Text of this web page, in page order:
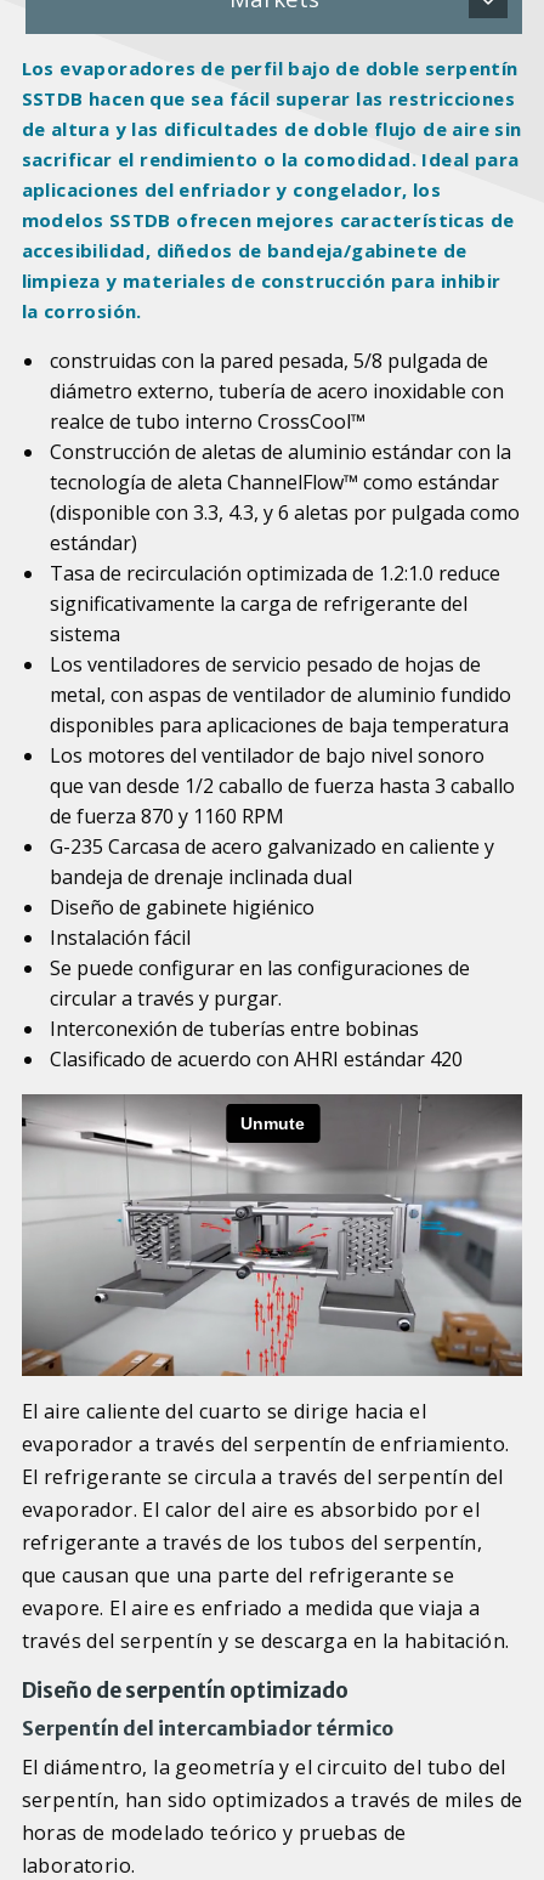
Los evaporadores de perfil bajo de doble serpentín
SSTDB hacen que sea fácil superar las restricciones
de altura y las dificultades de doble flujo de aire sin
sacrificar el rendimiento o la comodidad. Ideal para
aplicaciones del enfriador y congelador, los
modelos SSTDB ofrecen mejores características de
accesibilidad, diñedos de bandeja/gabinete de
limpieza y materiales de construcción para inhibir
la corrosión.
construidas con la pared pesada, 5/8 pulgada de
diámetro externo, tubería de acero inoxidable con
realce de tubo interno CrossCool™
Construcción de aletas de aluminio estándar con la
tecnología de aleta ChannelFlow™ como estándar
(disponible con 3.3, 4.3, y 6 aletas por pulgada como
estándar)
Tasa de recirculación optimizada de 1.2:1.0 reduce
significativamente la carga de refrigerante del
sistema
Los ventiladores de servicio pesado de hojas de
metal, con aspas de ventilador de aluminio fundido
disponibles para aplicaciones de baja temperatura
Los motores del ventilador de bajo nivel sonoro
que van desde 1/2 caballo de fuerza hasta 3 caballo
de fuerza 870 y 1160 RPM
G-235 Carcasa de acero galvanizado en caliente y
bandeja de drenaje inclinada dual
Diseño de gabinete higiénico
Instalación fácil
Se puede configurar en las configuraciones de
circular a través y purgar.
Interconexión de tuberías entre bobinas
Clasificado de acuerdo con AHRI estándar 420
El aire caliente del cuarto se dirige hacia el
evaporador a través del serpentín de enfriamiento.
El refrigerante se circula a través del serpentín del
evaporador. El calor del aire es absorbido por el
refrigerante a través de los tubos del serpentín,
que causan que una parte del refrigerante se
evapore. El aire es enfriado a medida que viaja a
través del serpentín y se descarga en la habitación.
Diseño de serpentín optimizado
Serpentín del intercambiador térmico
El diámentro, la geometría y el circuito del tubo del
serpentín, han sido optimizados a través de miles de
horas de modelado teórico y pruebas de
laboratorio.